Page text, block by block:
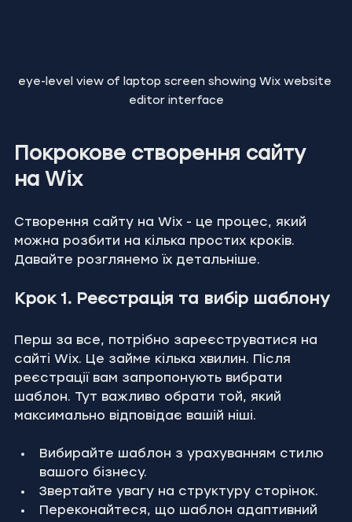
eye-level view of laptop screen showing Wix website
editor interface
Покрокове створення сайту
на Wix
Створення сайту на Wix - це процес, який
можна розбити на кілька простих кроків.
Давайте розглянемо їх детальніше.
Крок 1. Реєстрація та вибір шаблону
Перш за все, потрібно зареєструватися на
сайті Wix. Це займе кілька хвилин. Після
реєстрації вам запропонують вибрати
шаблон. Тут важливо обрати той, який
максимально відповідає вашій ніші.
Вибирайте шаблон з урахуванням стилю
вашого бізнесу.
Звертайте увагу на структуру сторінок.
Переконайтеся, що шаблон адаптивний